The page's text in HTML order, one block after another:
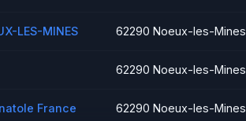
LES-MINES 62290 Noeux-les-Mines
62290 Noeux-les-Mines
France 62290 Noeux-les-Mines